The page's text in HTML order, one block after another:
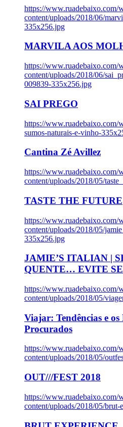
https://www.ruadebaixo.com/
content/uploads/2018/06/
335x256.jpg
MARVILA AOS
https://www.ruadebaixo.com/
content/uploads/2018/06/
009839-335x256.jpg
SAI PREGO
https://www.ruadebaixo.com/
sumos-naturais-e-vinho-
Cantina Zé Avillez
https://www.ruadebaixo.com/
content/uploads/2018/05/
TASTE THE FUTURE
https://www.ruadebaixo.com/
content/uploads/2018/05/
335x256.jpg
JAMIE’S ITALIAN |
QUENTE… EVITE
https://www.ruadebaixo.com/
content/uploads/2018/05/
Viajar: Tendências e os
Procurados
https://www.ruadebaixo.com/
content/uploads/2018/05/
OUT///FEST 2018
https://www.ruadebaixo.com/
content/uploads/2018/05/